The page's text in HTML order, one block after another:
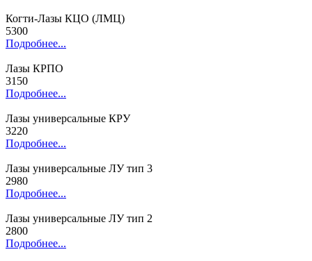
Когти-Лазы КЦО (ЛМЦ)
5300
Подробнее...
Лазы КРПО
3150
Подробнее...
Лазы универсальные КРУ
3220
Подробнее...
Лазы универсальные ЛУ тип 3
2980
Подробнее...
Лазы универсальные ЛУ тип 2
2800
Подробнее...